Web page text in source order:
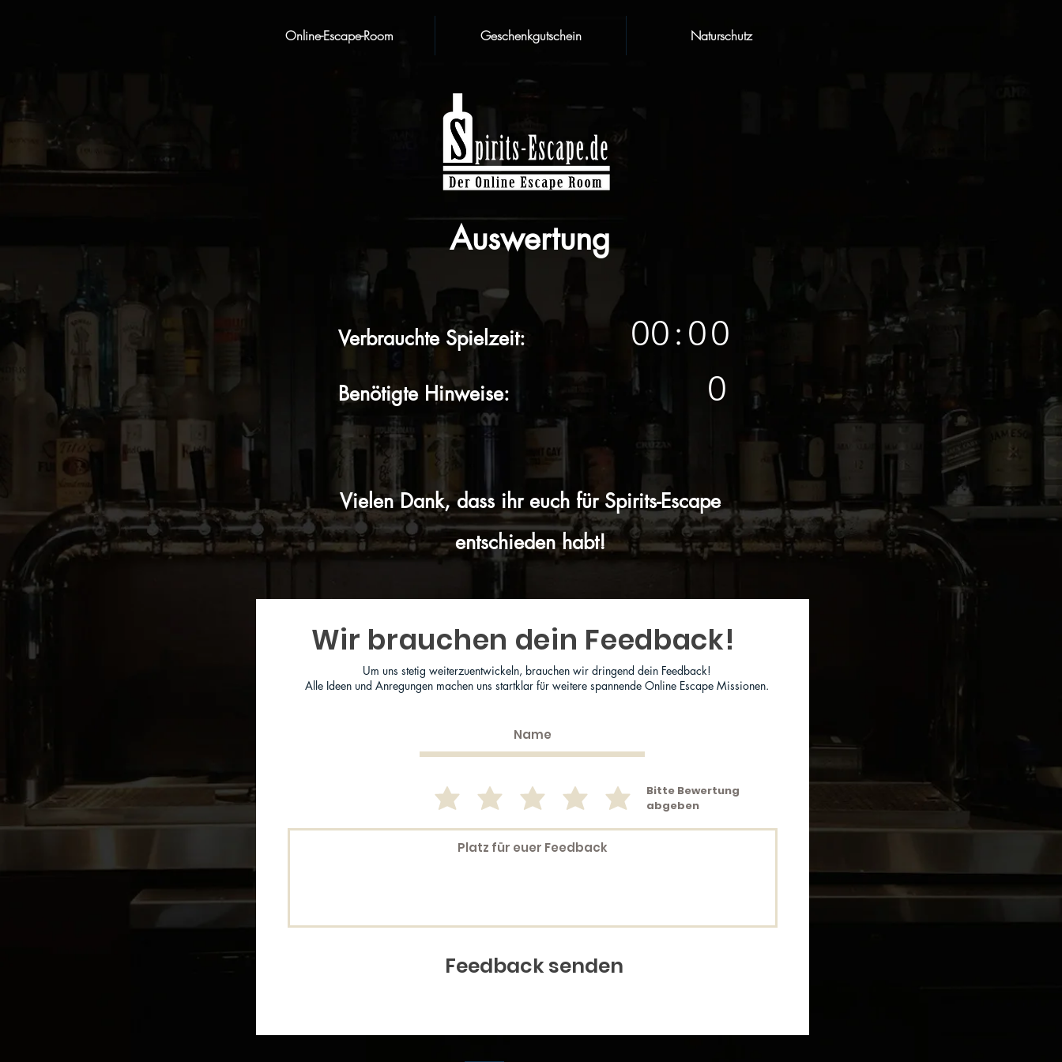
Online-Escape-Room Geschenkgutschein Naturschutz
Auswertung
Verbrauchte Spielzeit:
Benötigte Hinweise:
00 : 00
0
Vielen Dank, dass ihr euch für Spirits-Escape
entschieden habt!
Wir brauchen dein Feedback!
Um uns stetig weiterzuentwickeln, brauchen wir dringend dein Feedback!
Alle Ideen und Anregungen machen uns startklar für weitere spannende Online Escape Missionen.
Bitte Bewertung
abgeben
Feedback senden